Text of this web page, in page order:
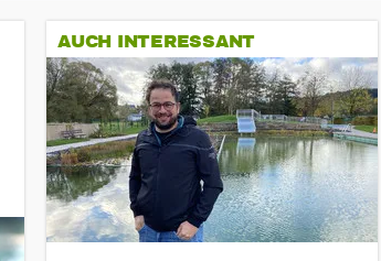
AUCH INTERESSANT